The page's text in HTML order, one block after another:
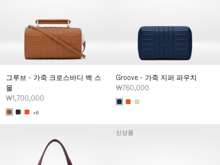
그루브 - 가죽 크로스바디 백 스
몰
₩1,700,000
+6
Groove - 가죽 지퍼 파우치
₩760,000
신상품